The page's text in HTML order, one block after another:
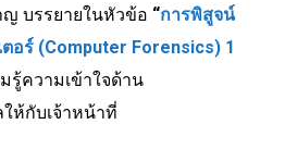
ญ บรรยายในหัวข้อ “การพิสูจน์
อร์ (Computer Forensics) 1
รู้ความเข้าใจด้าน
ห้กับเจ้าหน้าที่